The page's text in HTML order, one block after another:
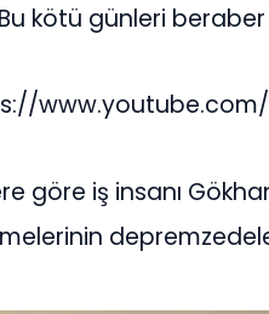
kötü günleri beraber
göre iş insanı